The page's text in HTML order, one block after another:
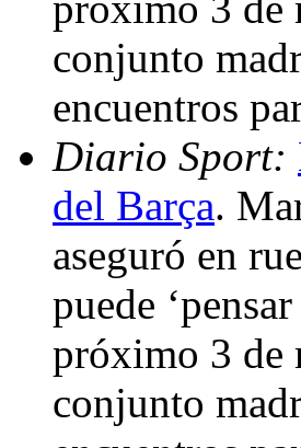
conjunto
encuentros
Diario Sport:
del Barça.
aseguró en
puede
próximo 3 de
conjunto